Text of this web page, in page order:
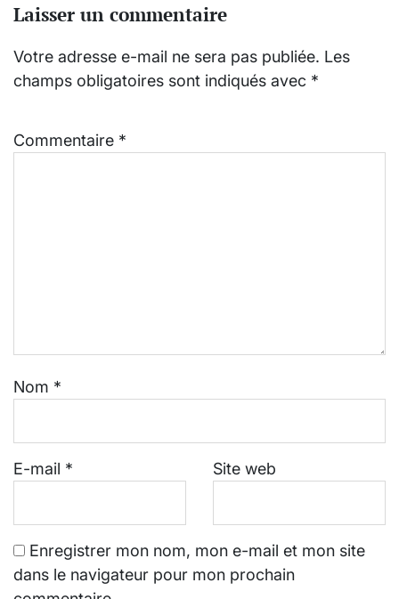
Laisser un commentaire
Votre adresse e-mail ne sera pas publiée. Les
champs obligatoires sont indiqués avec *
Commentaire *
Nom *
E-mail * Site web
Enregistrer mon nom, mon e-mail et mon site
dans le navigateur pour mon prochain